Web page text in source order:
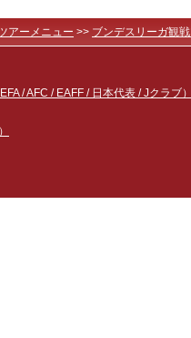
アーメニュー >> ブンデスリーガ観
/ AFC / EAFF / 日本代表 / Jクラブ